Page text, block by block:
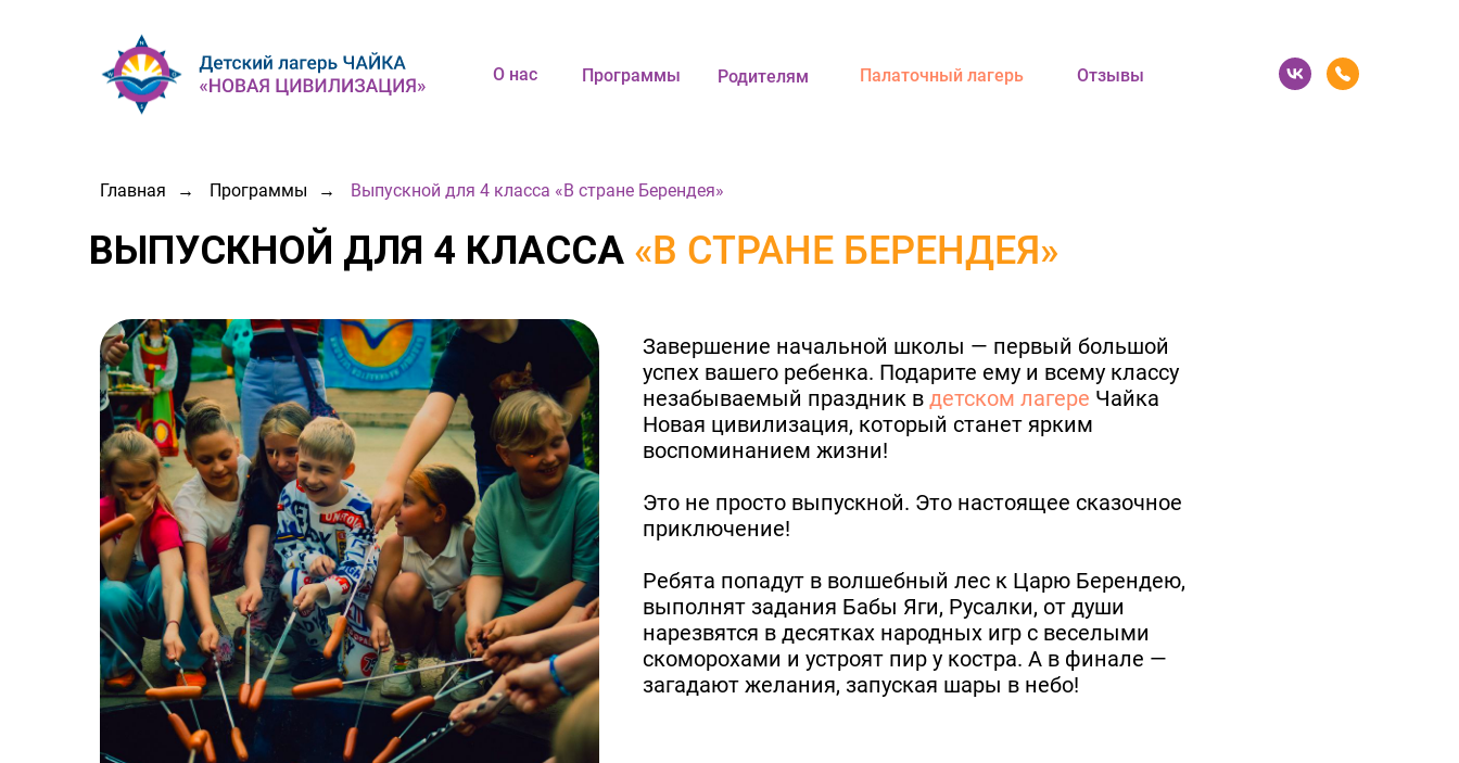
О нас Палаточный лагерь
Программы Родителям Отзывы
Главная → Программы → Выпускной для 4 класса «В стране Берендея»
ВЫПУСКНОЙ ДЛЯ 4 КЛАССА «В СТРАНЕ БЕРЕНДЕЯ»
Завершение начальной школы — первый большой
успех вашего ребенка. Подарите ему и всему классу
незабываемый праздник в детском лагере Чайка
Новая цивилизация, который станет ярким
воспоминанием жизни!
Это не просто выпускной. Это настоящее сказочное
приключение!
Ребята попадут в волшебный лес к Царю Берендею,
выполнят задания Бабы Яги, Русалки, от души
нарезвятся в десятках народных игр с веселыми
скоморохами и устроят пир у костра. А в финале —
загадают желания, запуская шары в небо!